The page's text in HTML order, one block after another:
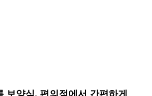
보양식, 편의점에서 간편하게